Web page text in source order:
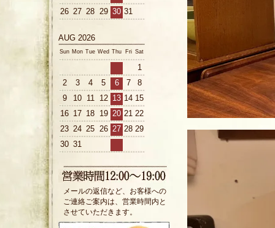
26 27 28 29 30 31
AUG 2026
Sun Mon Tue Wed Thu Fri Sat
1
2
3 4 5 6 7
8
9
10 11 12 13 14 15
16 17 18 19 20 21 22
23 24 25 26 27 28 29
30 31
メールの返信など、お客様への
ご連絡ご案内は、営業時間内と
させていただきます。